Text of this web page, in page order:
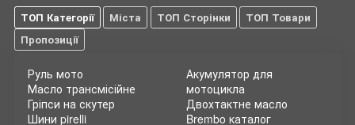
ТОП Категорії Міста ТОП Сторінки
ТОП Товари
Пропозиції
Руль мото
Масло трансмісійне
Гріпси на скутер
Шини pirelli
Акумулятор для
мотоцикла
Двохтактне масло
Brembo каталог